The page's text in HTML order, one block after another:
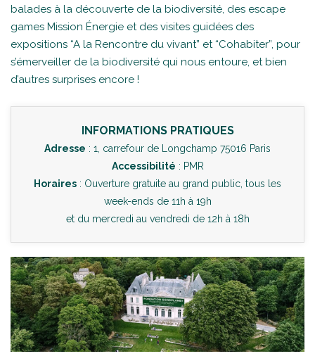
balades à la découverte de la biodiversité, des escape
games Mission Énergie et des visites guidées des
expositions “A la Rencontre du vivant” et “Cohabiter”, pour
s’émerveiller de la biodiversité qui nous entoure, et bien
d’autres surprises encore !
INFORMATIONS PRATIQUES
Adresse : 1, carrefour de Longchamp 75016 Paris
Accessibilité : PMR
Horaires : Ouverture gratuite au grand public, tous les
week-ends de 11h à 19h
et du mercredi au vendredi de 12h à 18h